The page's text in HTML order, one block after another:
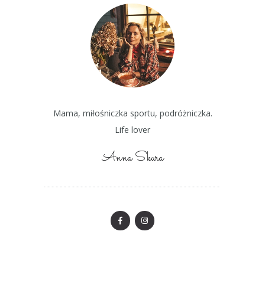
Mama, miłośniczka sportu, podróżniczka.
Life lover
Anna Skura